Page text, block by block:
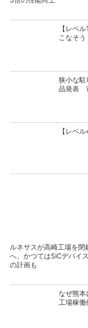
【レベ
こなそう
狭小な駐
品発表
【レベ
ルネサスが高崎工場を閉
へ、かつてはSiCデバイ
の計画も
なぜ熊
工場稼働